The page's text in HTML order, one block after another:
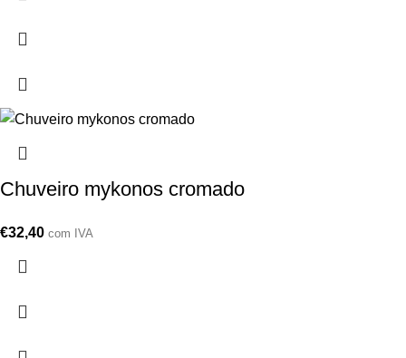
Chuveiro mykonos cromado
€32,40 com IVA